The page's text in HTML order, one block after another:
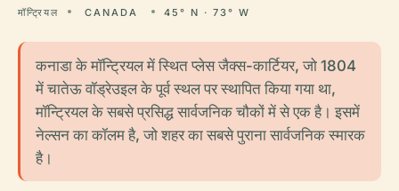
मॉन्ट्रियल CANADA 45° N · 73° W
कनाडा के मॉन्ट्रियल में स्थित प्लेस जैक्स-कार्टियर, जो 1804
में चातेऊ वॉड्रेउइल के पूर्व स्थल पर स्थापित किया गया था,
मॉन्ट्रियल के सबसे प्रसिद्ध सार्वजनिक चौकों में से एक है। इसमें
नेल्सन का कॉलम है, जो शहर का सबसे पुराना सार्वजनिक स्मारक
है।